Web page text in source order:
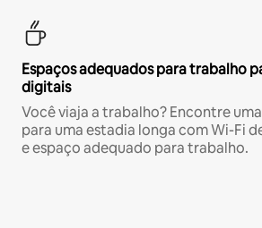
Espaços adequados para trabalho
digitais
Você viaja a trabalho? Encontre
para uma estadia longa com Wi-Fi
e espaço adequado para trabalho.